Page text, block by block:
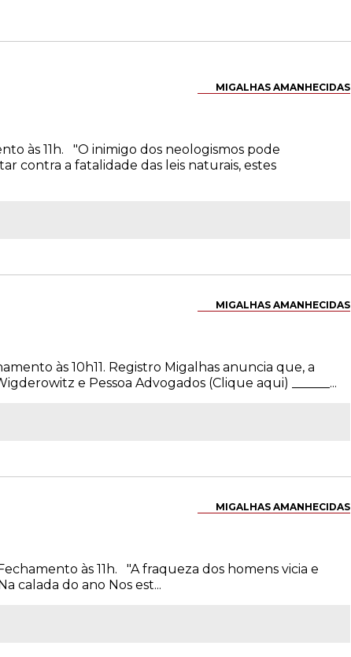
MIGALHAS AMANHECIDAS
às 11h. "O inimigo dos neologismos pode
contra a fatalidade das leis naturais, estes
MIGALHAS AMANHECIDAS
às 10h11. Registro Migalhas anuncia que, a
e Pessoa Advogados (Clique aqui) ______...
MIGALHAS AMANHECIDAS
às 11h. "A fraqueza dos homens vicia e
calada do ano Nos est...